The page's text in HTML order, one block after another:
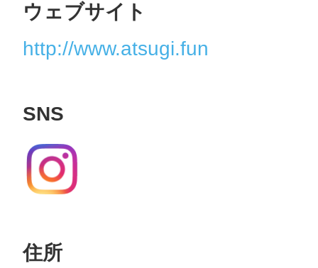
ウェブサイト
http://www.atsugi.fun
SNS
住所